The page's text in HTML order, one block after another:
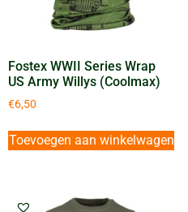
Fostex WWII Series Wrap
US Army Willys (Coolmax)
€6,50
Toevoegen aan winkelwagen